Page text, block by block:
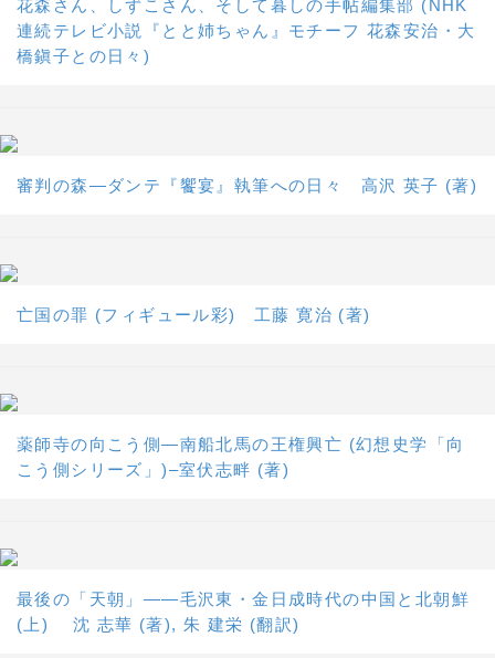
花森さん、しずこさん、そして暮しの手帖編集部 (NHK
連続テレビ小説『とと姉ちゃん』モチーフ 花森安治・大
橋鎭子との日々)
審判の森―ダンテ『饗宴』執筆への日々 高沢 英子 (著)
亡国の罪 (フィギュール彩) 工藤 寛治 (著)
薬師寺の向こう側―南船北馬の王権興亡 (幻想史学「向
こう側シリーズ」)–室伏志畔 (著)
最後の「天朝」――毛沢東・金日成時代の中国と北朝鮮
(上) 沈 志華 (著), 朱 建栄 (翻訳)